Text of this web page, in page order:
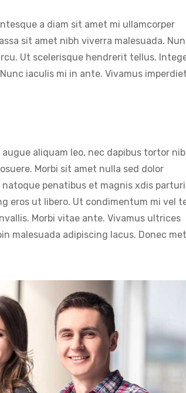
a diam sit amet mi ullamcorper
sit amet nibh viverra malesuada.
Ut scelerisque hendrerit tellus.
iaculis mi in ante. Vivamus
aliquam leo, nec dapibus tortor
Morbi sit amet nulla sed dolor
penatibus et magnis xdis
eros ut libero. Ut condimentum mi vel
Morbi vitae ante. Vivamus ultrices
malesuada adipiscing lacus. Donec